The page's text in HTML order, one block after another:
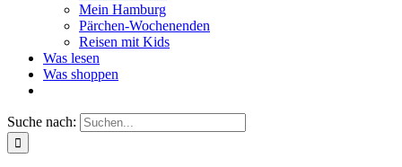
Mein Hamburg
Pärchen-Wochenenden
Reisen mit Kids
Was lesen
Was shoppen
Suche nach: